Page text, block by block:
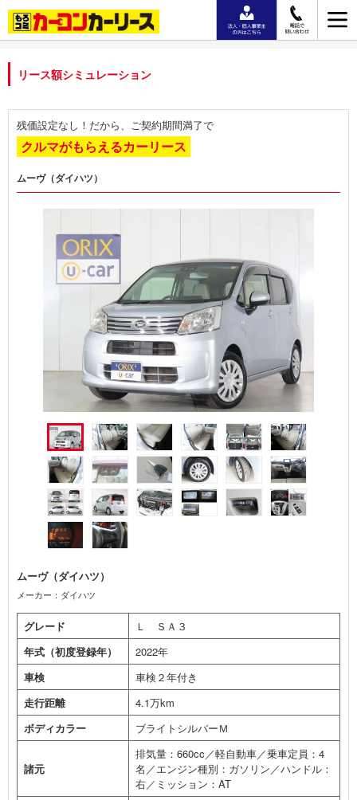
リース額シミュレーション
残価設定なし！だから、ご契約期間満了で
クルマがもらえるカーリース
ムーヴ（ダイハツ）
ムーヴ（ダイハツ）
メーカー：ダイハツ
グレード
Ｌ ＳＡ３
年式（初度登録年）
2022年
車検
車検２年付き
走行距離
4.1万km
ボディカラー
ブライトシルバーＭ
諸元
排気量：660cc／軽自動車／乗車定員：4
名／エンジン種別：ガソリン／ハンドル：
右／ミッション：AT